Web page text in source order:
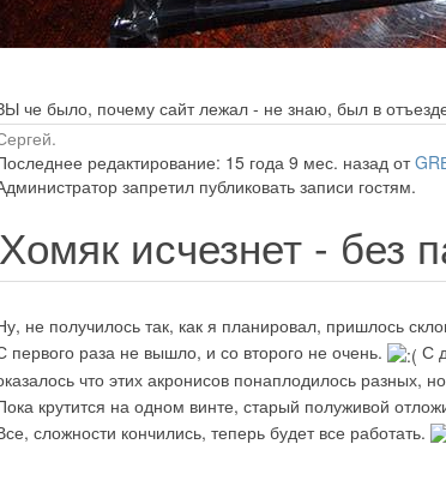
че было, почему сайт лежал - не знаю, был в
редактирование: 15 года 9 мес. назад от
запретил публиковать записи гостям.
исчезнет - без
не получилось так, как я планировал, пришлось
первого раза не вышло, и со второго не очень.
С
что этих акронисов понаплодилось разных,
крутится на одном винте, старый полуживой
сложности кончились, теперь будет все работать.